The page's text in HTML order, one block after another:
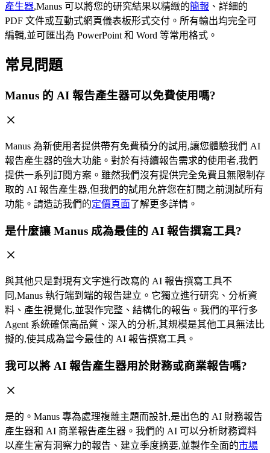
產生器,Manus 可以將您的研究結果以精緻的簡報 、詳細的
PDF 文件或互動式網頁儀表板形式交付。所有輸出均完全可
編輯,並可匯出為 PowerPoint 和 Word 等常用格式。
常見問題
Manus 的 AI 報告產生器可以免費使用嗎?
Manus 為新使用者提供帶有免費積分的試用,讓您體驗我們 AI
報告產生器的強大功能。對於有持續報告需求的使用者,我們
提供一系列訂閱方案。雖然我們沒有提供完全免費且無限制存
取的 AI 報告產生器,但我們的試用允許您在訂閱之前測試所有
功能。請造訪我們的定價頁面了解更多詳情。
是什麼讓 Manus 成為最佳的 AI 報告撰寫工具?
與其他只是對現有文字進行改寫的 AI 報告撰寫工具不
同,Manus 執行端到端的報告建立。它獨立進行研究、分析資
料、產生視覺化,並製作完整、結構化的報告。我們的平行多
Agent 系統確保高品質、深入的分析,其規模是其他工具無法比
擬的,使其成為當今最佳的 AI 報告撰寫工具。
我可以將 AI 報告產生器用於財務或商業報告嗎?
是的。Manus 專為處理複雜主題而設計,是出色的 AI 財務報告
產生器和 AI 商業報告產生器。我們的 AI 可以分析財務資料
以產生富有洞察力的報告、建立季度摘要,並製作全面的市場